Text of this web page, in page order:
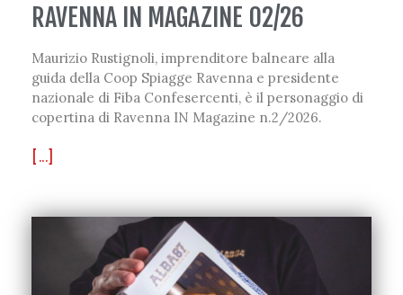
RAVENNA IN MAGAZINE 02/26
Maurizio Rustignoli, imprenditore balneare alla
guida della Coop Spiagge Ravenna e presidente
nazionale di Fiba Confesercenti, è il personaggio di
copertina di Ravenna IN Magazine n.2/2026.
[...]